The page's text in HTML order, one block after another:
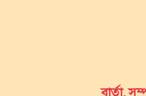
বার্তা,